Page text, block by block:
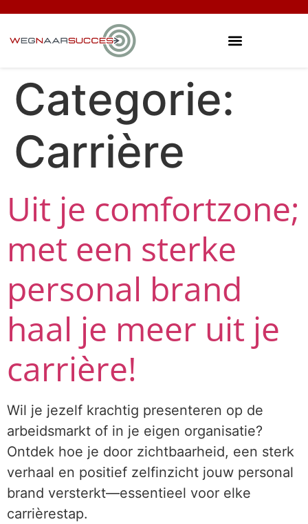
Categorie:
Carrière
Uit je comfortzone;
met een sterke
personal brand
haal je meer uit je
carrière!
Wil je jezelf krachtig presenteren op de
arbeidsmarkt of in je eigen organisatie?
Ontdek hoe je door zichtbaarheid, een sterk
verhaal en positief zelfinzicht jouw personal
brand versterkt—essentieel voor elke
carrièrestap.